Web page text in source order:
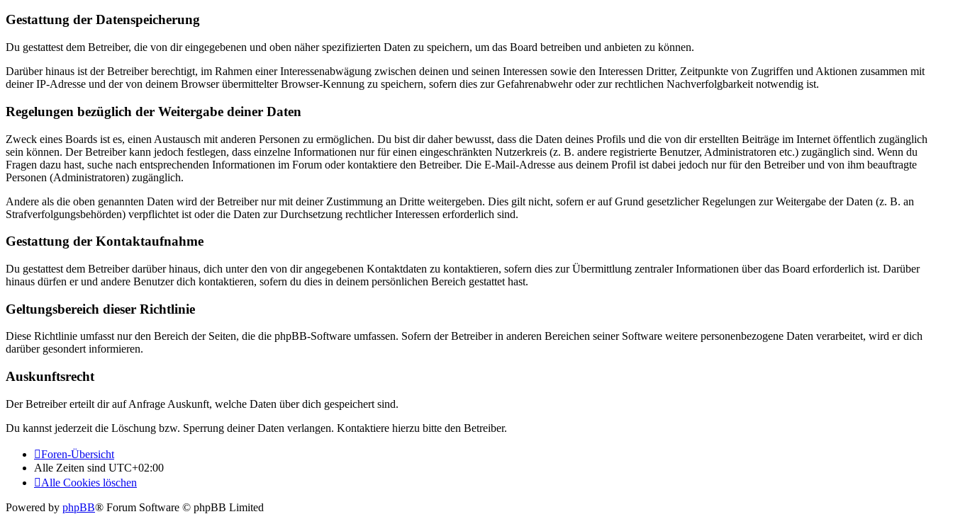
Gestattung der Datenspeicherung
Du gestattest dem Betreiber, die von dir eingegebenen und oben näher spezifizierten Daten zu speichern, um das Board betreiben und anbieten zu können.
Darüber hinaus ist der Betreiber berechtigt, im Rahmen einer Interessenabwägung zwischen deinen und seinen Interessen sowie den Interessen Dritter, Zeitpunkte von Zugriffen und Aktionen zusammen mit
deiner IP-Adresse und der von deinem Browser übermittelter Browser-Kennung zu speichern, sofern dies zur Gefahrenabwehr oder zur rechtlichen Nachverfolgbarkeit notwendig ist.
Regelungen bezüglich der Weitergabe deiner Daten
Zweck eines Boards ist es, einen Austausch mit anderen Personen zu ermöglichen. Du bist dir daher bewusst, dass die Daten deines Profils und die von dir erstellten Beiträge im Internet öffentlich zugänglich
sein können. Der Betreiber kann jedoch festlegen, dass einzelne Informationen nur für einen eingeschränkten Nutzerkreis (z. B. andere registrierte Benutzer, Administratoren etc.) zugänglich sind. Wenn du
Fragen dazu hast, suche nach entsprechenden Informationen im Forum oder kontaktiere den Betreiber. Die E-Mail-Adresse aus deinem Profil ist dabei jedoch nur für den Betreiber und von ihm beauftragte
Personen (Administratoren) zugänglich.
Andere als die oben genannten Daten wird der Betreiber nur mit deiner Zustimmung an Dritte weitergeben. Dies gilt nicht, sofern er auf Grund gesetzlicher Regelungen zur Weitergabe der Daten (z. B. an
Strafverfolgungsbehörden) verpflichtet ist oder die Daten zur Durchsetzung rechtlicher Interessen erforderlich sind.
Gestattung der Kontaktaufnahme
Du gestattest dem Betreiber darüber hinaus, dich unter den von dir angegebenen Kontaktdaten zu kontaktieren, sofern dies zur Übermittlung zentraler Informationen über das Board erforderlich ist. Darüber
hinaus dürfen er und andere Benutzer dich kontaktieren, sofern du dies in deinem persönlichen Bereich gestattet hast.
Geltungsbereich dieser Richtlinie
Diese Richtlinie umfasst nur den Bereich der Seiten, die die phpBB-Software umfassen. Sofern der Betreiber in anderen Bereichen seiner Software weitere personenbezogene Daten verarbeitet, wird er dich
darüber gesondert informieren.
Auskunftsrecht
Der Betreiber erteilt dir auf Anfrage Auskunft, welche Daten über dich gespeichert sind.
Du kannst jederzeit die Löschung bzw. Sperrung deiner Daten verlangen. Kontaktiere hierzu bitte den Betreiber.
Foren-Übersicht
Alle Zeiten sind UTC+02:00
Alle Cookies löschen
Powered by phpBB® Forum Software © phpBB Limited